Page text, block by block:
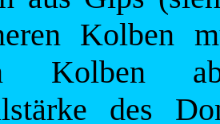
Kolben
Kolben
des